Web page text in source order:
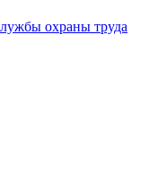
охраны труда